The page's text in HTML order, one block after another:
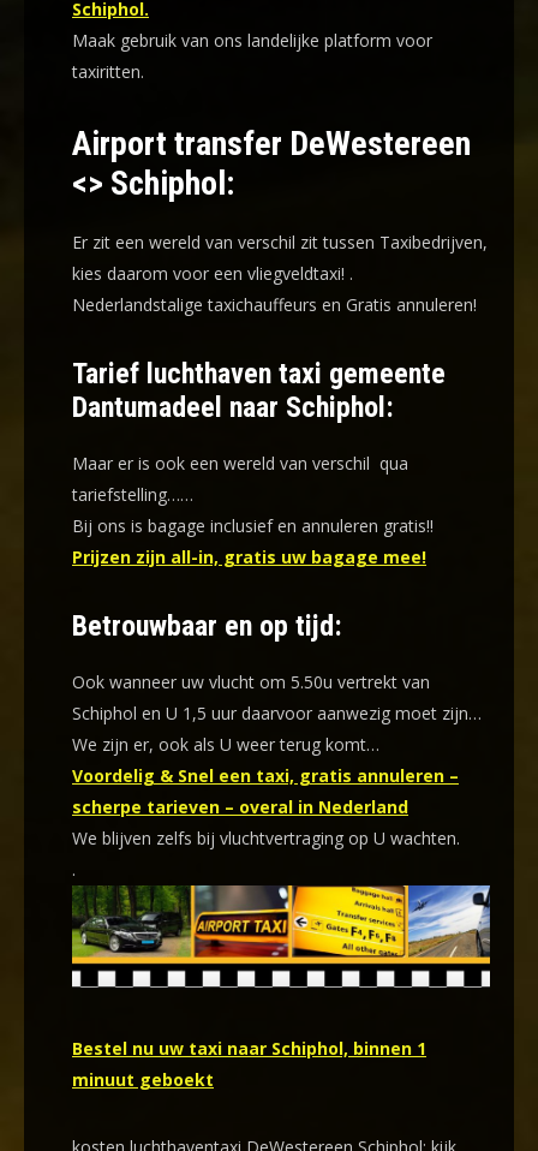
Schiphol.
Maak gebruik van ons landelijke platform voor
taxiritten.
Airport transfer DeWestereen
<> Schiphol:
Er zit een wereld van verschil zit tussen Taxibedrijven,
kies daarom voor een vliegveldtaxi! .
Nederlandstalige taxichauffeurs en Gratis annuleren!
Tarief luchthaven taxi gemeente
Dantumadeel naar Schiphol:
Maar er is ook een wereld van verschil qua
tariefstelling……
Bij ons is bagage inclusief en annuleren gratis!!
Prijzen zijn all-in, gratis uw bagage mee!
Betrouwbaar en op tijd:
Ook wanneer uw vlucht om 5.50u vertrekt van
Schiphol en U 1,5 uur daarvoor aanwezig moet zijn…
We zijn er, ook als U weer terug komt…
Voordelig & Snel een taxi, gratis annuleren –
scherpe tarieven – overal in Nederland
We blijven zelfs bij vluchtvertraging op U wachten.
.
Bestel nu uw taxi naar Schiphol, binnen 1
minuut geboekt